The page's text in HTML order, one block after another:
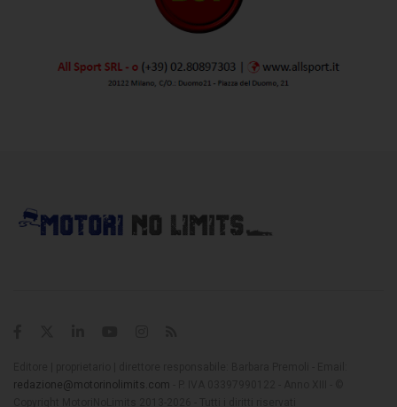
redazione@motorinolimits.com